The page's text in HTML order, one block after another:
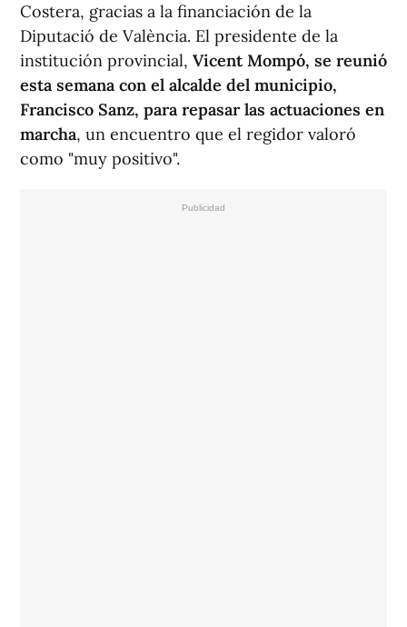
Costera, gracias a la financiación de la
Diputació de València. El presidente de la
institución provincial, Vicent Mompó, se reunió
esta semana con el alcalde del municipio,
Francisco Sanz, para repasar las actuaciones en
marcha, un encuentro que el regidor valoró
como "muy positivo".